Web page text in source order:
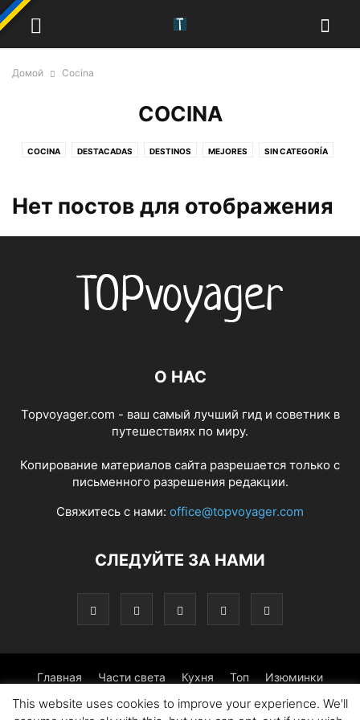
Домой Cocina
COCINA
COCINA DESTACADAS DESTINOS MEJORES SIN CATEGORÍA
Нет постов для отображения
О НАС
Topvoyager.com - ваш самый лучший гид и советник в
путешествиях по миру.
Копирование материалов сайта разрешается только с
письменного разрешения редакции.
Свяжитесь с нами: office@topvoyager.com
СЛЕДУЙТЕ ЗА НАМИ
Главная Части света Кухня Топ Изюминки
Фотопрогулка Традиции Советы
This website uses cookies to improve your experience. We'll